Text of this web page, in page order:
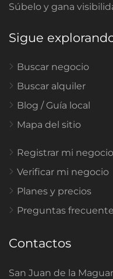
Súbelo y gana
Sigue
Buscar negocio
Buscar alquiler
Blog / Guía local
Mapa del sitio
Registrar mi negocio
Verificar mi negocio
Planes y precios
Preguntas
Contactos
San Juan de la